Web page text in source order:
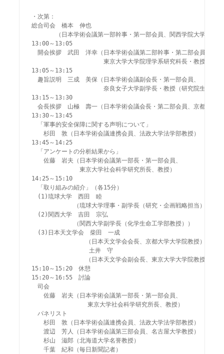
・次第：
総合司会　橋本　伸也
（日本学術会議第一部幹事・第一部会員、関西学院大学文学部
13:00～13:05
開会挨拶　武田　洋幸（日本学術会議第二部幹事・第二部会員、
東京大学大学院理学系研究科長・教授）
13:05～13:15
趣旨説明　三成　美保（日本学術会議副会長・第一部会員、
奈良女子大学副学長・教授（研究院生活環境科
13:15～13:30
会長挨拶　山極　壽一（日本学術会議会長・第二部会員、京都大学
13:30～13:45
「軍事的安全保障に関する声明について」
杉田　敦（日本学術会議連携会員、法政大学法学部教授）
13:45～14:25
「アンケートの分析結果から」
佐藤　岩夫（日本学術会議第一部長・第一部会員、
東京大学社会科学研究所長、教授）
14:25～15:10
「取り組みの紹介」（各15分）
(1)琉球大学　西田　睦
（琉球大学理事・副学長（研究・企画戦略担当））
(2)関西大学　吉田　宗弘
（関西大学副学長（化学生命工学部教授））
(3)日本天文学会　柴田　一成
（日本天文学会会長、京都大学大学院教授）
土井　守
（日本天文学会副会長、東京大学大学院教授）
15:10～15:20　休憩
15:20～16:55　討論
司会
佐藤　岩夫（日本学術会議第一部長・第一部会員、
                東京大学社会科学研究所長、教授）
パネリスト
杉田　敦（日本学術会議連携会員、法政大学法学部教授）
渡辺　芳人（日本学術会議第三部会員、名古屋大学教授）
杉山　滋郎（北海道大学名誉教授）
千葉　紀和（毎日新聞記者）